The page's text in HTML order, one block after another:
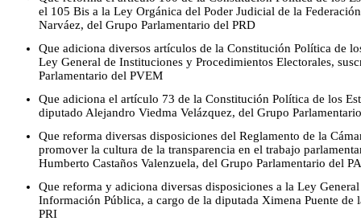
el 105 Bis a la Ley Orgánica del Poder Judicial de la
Narváez, del Grupo Parlamentario del PRD
Que adiciona diversos artículos de la Constitución Política de
Ley General de Instituciones y Procedimientos Electorales,
Parlamentario del PVEM
Que adiciona el artículo 73 de la Constitución Política de los
diputado Alejandro Viedma Velázquez, del Grupo
Que reforma diversas disposiciones del Reglamento de la
promover la cultura de la transparencia en el trabajo
Humberto Castaños Valenzuela, del Grupo Parlamentario del
Que reforma y adiciona diversas disposiciones a la Ley
Información Pública, a cargo de la diputada Ximena Puente de
PRI